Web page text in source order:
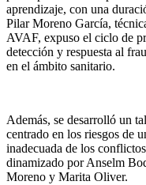
aprendizaje, con una
Pilar Moreno García,
AVAF, expuso el ciclo de
detección y respuesta al
en el ámbito sanitario.
Además, se desarrolló un
centrado en los riesgos de
inadecuada de los
dinamizado por Anselm
Moreno y Marita Oliver.